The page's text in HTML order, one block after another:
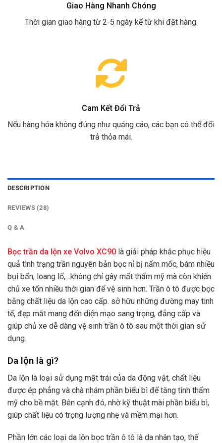
Giao Hàng Nhanh Chóng
Thời gian giao hàng từ 2-5 ngày kể từ khi đặt hàng.
Cam Kết Đổi Trả
Nếu hàng hóa không đúng như quảng cáo, các bạn có thể đổi
trả thỏa mái.
DESCRIPTION
REVIEWS (28)
Q & A
Bọc trần da lộn xe Volvo XC90 là giải pháp khắc phục hiệu
quả tình trạng trần nguyên bản bọc nỉ bị nấm mốc, bám nhiều
bụi bẩn, loang lổ,…không chỉ gây mất thẩm mỹ mà còn khiến
chủ xe tốn nhiều thời gian để vệ sinh hơn. Trần ô tô được bọc
bằng chất liệu da lộn cao cấp. sở hữu những đường may tinh
tế, đẹp mắt mang đến diện mạo sang trọng, đẳng cấp và
giúp chủ xe dễ dàng vệ sinh trần ô tô sau một thời gian sử
dụng.
Da lộn là gì?
Da lộn là loại sử dụng mặt trái của da động vật, chất liệu
được ép phẳng và chà nhám phần biểu bì để tăng tính thẩm
mỹ cho bề mặt. Bên cạnh đó, nhờ kỹ thuật mài phần biểu bì,
giúp chất liệu có trọng lượng nhẹ và mềm mại hơn.
Phần lớn các loại da lộn bọc trần ô tô là da nhân tạo, thế